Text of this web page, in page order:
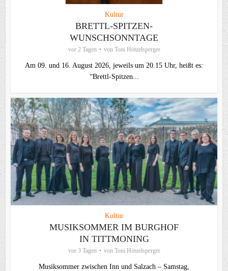
Kultur
BRETTL-SPITZEN-
WUNSCHSONNTAGE
vor 2 Tagen von Toni Hötzelsperger
Am 09. und 16. August 2026, jeweils um 20.15 Uhr, heißt es:
“Brettl-Spitzen...
Kultur
MUSIKSOMMER IM BURGHOF
IN TITTMONING
vor 3 Tagen von Toni Hötzelsperger
Musiksommer zwischen Inn und Salzach – Samstag,